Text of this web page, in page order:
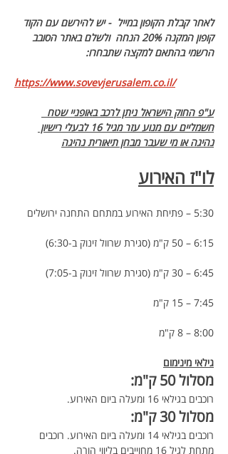
לאחר קבלת הקופון במייל  - יש להירשם עם הקוד
קופון המקנה 20% הנחה  ולשלם באתר הסובב
הרשמי בהתאם למקצה שתבחרו:
https://www.sovevjerusalem.co.il/
ע"פ החוק הישראל ניתן לרכב באופניי שטח
חשמליים עם מנוע עזר מגיל 16 לבעלי רישיון
נהיגה או מי שעבר מבחן תיאורית נהיגה
לו"ז האירוע
5:30 – פתיחת האירוע במתחם התחנה ירושלים
6:15 – 50 ק"מ (סגירת שרוול זינוק ב-6:30)
6:45 – 30 ק"מ (סגירת שרוול זינוק ב-7:05)
7:45 – 15 ק"מ
8:00 – 8 ק"מ
גילאי מינימום
מסלול 50 ק"מ:
רוכבים בגילאי 16 ומעלה ביום האירוע.
מסלול 30 ק"מ:
רוכבים בגילאי 14 ומעלה ביום האירוע. רוכבים
מתחת לגיל 16 מחוייבים בליווי הורה.